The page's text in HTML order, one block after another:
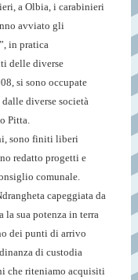
a Olbia, i carabinieri
avviato gli
in pratica
delle diverse
si sono occupate
diverse società
Pitta.
sono finiti liberi
redatto progetti e
comunale.
capeggiata da
la sua potenza in terra
dei punti di arrivo
di custodia
che riteniamo acquisiti